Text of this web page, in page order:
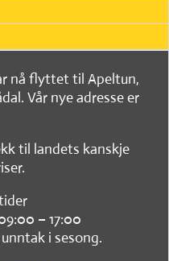
nå flyttet til Apeltun,
Vår nye adresse er
til landets kanskje
– 17:00
i sesong.